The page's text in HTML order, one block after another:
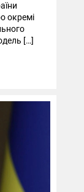
окремі
[…]